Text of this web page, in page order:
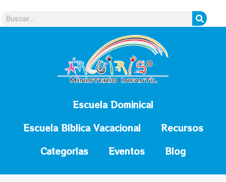
Escuela Dominical
Escuela Bíblica Vacacional
Recursos
Categorías
Eventos Blog